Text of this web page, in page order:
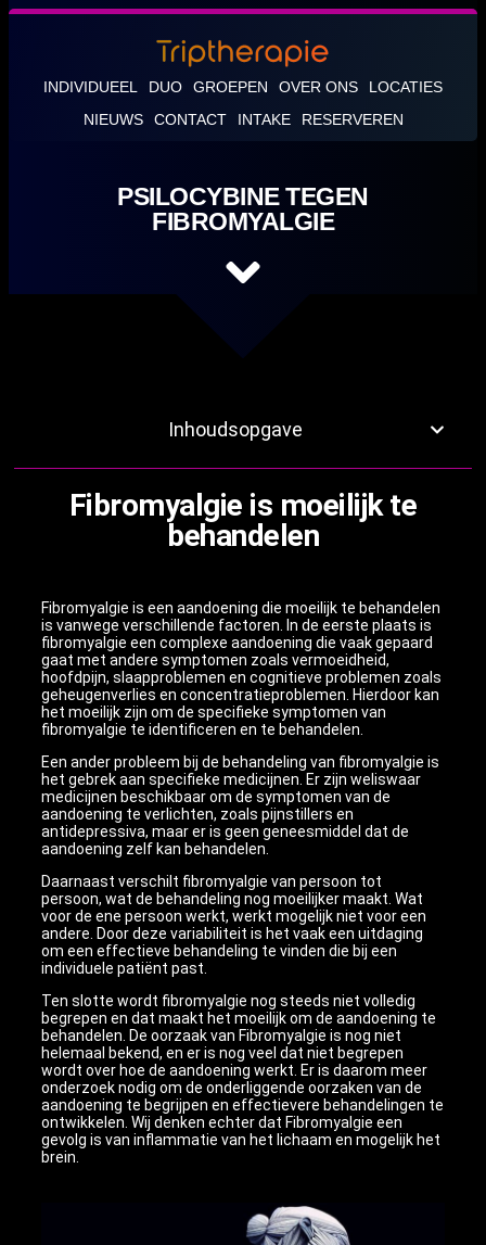
INDIVIDUEEL DUO GROEPEN OVER ONS
LOCATIES
NIEUWS
CONTACT INTAKE RESERVEREN
PSILOCYBINE TEGEN
FIBROMYALGIE
Inhoudsopgave
Fibromyalgie is moeilijk te
behandelen
Fibromyalgie is een aandoening die moeilijk te behandelen
is vanwege verschillende factoren. In de eerste plaats is
fibromyalgie een complexe aandoening die vaak gepaard
gaat met andere symptomen zoals vermoeidheid,
hoofdpijn, slaapproblemen en cognitieve problemen zoals
geheugenverlies en concentratieproblemen. Hierdoor kan
het moeilijk zijn om de specifieke symptomen van
fibromyalgie te identificeren en te behandelen.
Een ander probleem bij de behandeling van fibromyalgie is
het gebrek aan specifieke medicijnen. Er zijn weliswaar
medicijnen beschikbaar om de symptomen van de
aandoening te verlichten, zoals pijnstillers en
antidepressiva, maar er is geen geneesmiddel dat de
aandoening zelf kan behandelen.
Daarnaast verschilt fibromyalgie van persoon tot
persoon, wat de behandeling nog moeilijker maakt. Wat
voor de ene persoon werkt, werkt mogelijk niet voor een
andere. Door deze variabiliteit is het vaak een uitdaging
om een effectieve behandeling te vinden die bij een
individuele patiënt past.
Ten slotte wordt fibromyalgie nog steeds niet volledig
begrepen en dat maakt het moeilijk om de aandoening te
behandelen. De oorzaak van Fibromyalgie is nog niet
helemaal bekend, en er is nog veel dat niet begrepen
wordt over hoe de aandoening werkt. Er is daarom meer
onderzoek nodig om de onderliggende oorzaken van de
aandoening te begrijpen en effectievere behandelingen te
ontwikkelen. Wij denken echter dat Fibromyalgie een
gevolg is van inflammatie van het lichaam en mogelijk het
brein.